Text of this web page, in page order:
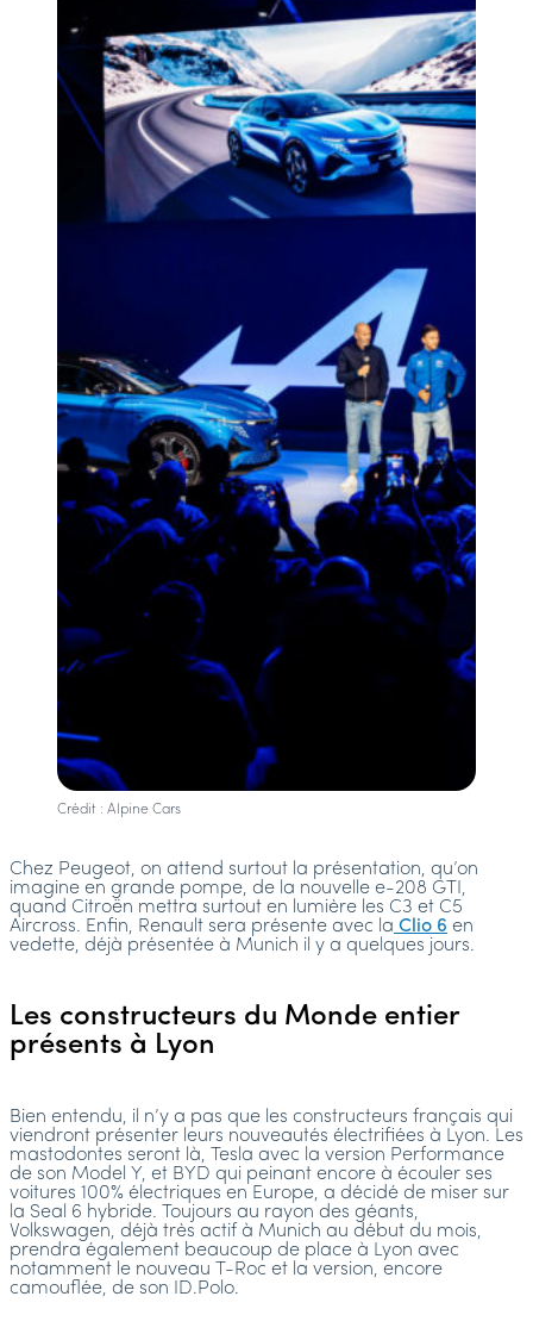
Crédit : Alpine Cars
Chez Peugeot, on attend surtout la présentation, qu’on
imagine en grande pompe, de la nouvelle e-208 GTI,
quand Citroën mettra surtout en lumière les C3 et C5
Aircross. Enfin, Renault sera présente avec la Clio 6 en
vedette, déjà présentée à Munich il y a quelques jours.
Les constructeurs du Monde entier
présents à Lyon
Bien entendu, il n’y a pas que les constructeurs français qui
viendront présenter leurs nouveautés électrifiées à Lyon. Les
mastodontes seront là, Tesla avec la version Performance
de son Model Y, et BYD qui peinant encore à écouler ses
voitures 100% électriques en Europe, a décidé de miser sur
la Seal 6 hybride. Toujours au rayon des géants,
Volkswagen, déjà très actif à Munich au début du mois,
prendra également beaucoup de place à Lyon avec
notamment le nouveau T-Roc et la version, encore
camouflée, de son ID.Polo.